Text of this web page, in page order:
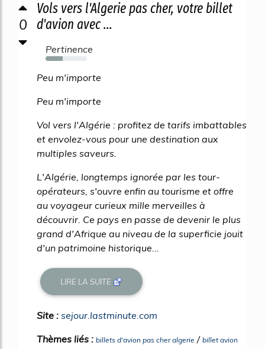
0
Vols vers l'Algerie pas cher, votre billet
d'avion avec ...
Pertinence
41%
Peu m'importe
Peu m'importe
Vol vers l'Algérie : profitez de tarifs imbattables
et envolez-vous pour une destination aux
multiples saveurs.
L'Algérie, longtemps ignorée par les tour-
opérateurs, s'ouvre enfin au tourisme et offre
au voyageur curieux mille merveilles à
découvrir. Ce pays en passe de devenir le plus
grand d'Afrique au niveau de la superficie jouit
d'un patrimoine historique...
LIRE LA SUITE
Site : sejour.lastminute.com
Thèmes liés : billets d'avion pas cher algerie / billet avion